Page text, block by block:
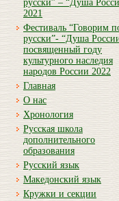
русски” – “Душа
2021
Фестиваль “Говорим
русски”- “Душа
посвященный году
культурного наследия
народов России 2022
Главная
О нас
Хронология
Русская школа
дополнительного
образования
Русский язык
Македонский язык
Кружки и секции